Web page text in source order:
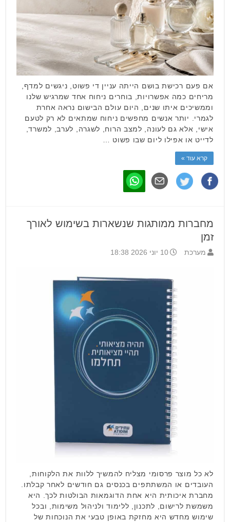
אם פעם רכישת בושם הייתה עניין די פשוט, ניגשים למדף,
מריחים כמה אפשרויות, בוחרים ניחוח אחד שמרגיש שלנו
וממשיכים איתו שנים, היום עולם הבישום נראה אחרת
לגמרי. יותר אנשים מחפשים ניחוח שמתאים לא רק לטעם
אישי, אלא גם לעונה, למצב הרוח, לשגרה, לערב, למשרד,
לדייט או אפילו ליום שבו פשוט …
קרא עוד »
מחברות ממותגות שנשארות בשימוש לאורך
זמן
מערכת 10 יוני 2026 18:38
לא כל מוצר פרסומי מצליח להמשיך ללוות את הלקוחות,
העובדים או המשתתפים בכנסים גם חודשים לאחר קבלתו.
מחברת איכותית היא אחת הדוגמאות הבולטות לכך. היא
משמשת לרישום, לתכנון, ללימוד ולניהול משימות, ובכל
שימוש מחדש היא מחזקת באופן טבעי את הנוכחות של